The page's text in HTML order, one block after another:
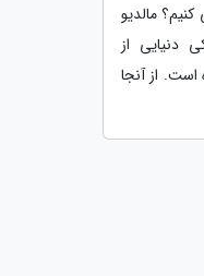
مالدیو
دنیایی از
است. از آنجا